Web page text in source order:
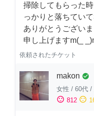
掃除してもらった
っかりと落ちてい
ありがとうござい
申し上げますm(_
依頼されたチケット
makon check_circle
女性 / 60代 /
sentiment_satisfied 812 sentiment_neutral